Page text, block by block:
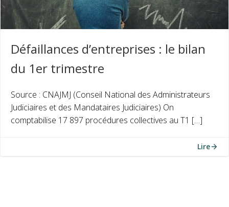
Défaillances d’entreprises : le bilan
du 1er trimestre
Source : CNAJMJ (Conseil National des Administrateurs
Judiciaires et des Mandataires Judiciaires) On
comptabilise 17 897 procédures collectives au T1 […]
Lire